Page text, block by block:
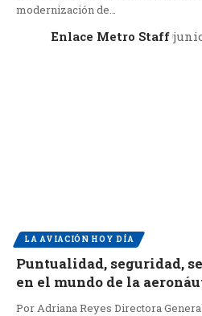
modernización de…
Enlace Metro Staff
LA AVIACIÓN HOY DÍA
Puntualidad, seguridad,
en el mundo de la
Por Adriana Reyes Directora